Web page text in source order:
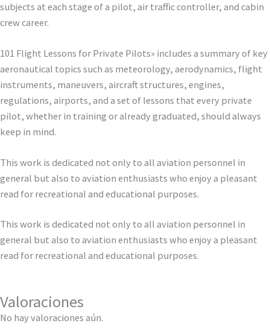
subjects at each stage of a pilot, air traffic controller, and cabin
crew career.
101 Flight Lessons for Private Pilots» includes a summary of key
aeronautical topics such as meteorology, aerodynamics, flight
instruments, maneuvers, aircraft structures, engines,
regulations, airports, and a set of lessons that every private
pilot, whether in training or already graduated, should always
keep in mind.
This work is dedicated not only to all aviation personnel in
general but also to aviation enthusiasts who enjoy a pleasant
read for recreational and educational purposes.
This work is dedicated not only to all aviation personnel in
general but also to aviation enthusiasts who enjoy a pleasant
read for recreational and educational purposes.
Valoraciones
No hay valoraciones aún.